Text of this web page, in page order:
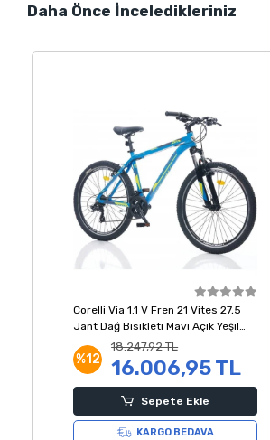
Daha Önce İnceledikleriniz
Corelli Via 1.1 V Fren 21 Vites 27,5
Jant Dağ Bisikleti Mavi Açık Yeşil
Gri 18 Kadro
%12
18.247,92 TL
16.006,95 TL
Sepete Ekle
KARGO BEDAVA